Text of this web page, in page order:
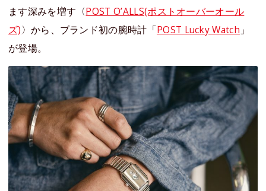
ます深みを増す〈POST O’ALLS(ポストオーバーオール
ズ)〉から、ブランド初の腕時計「POST Lucky Watch 」
が登場。